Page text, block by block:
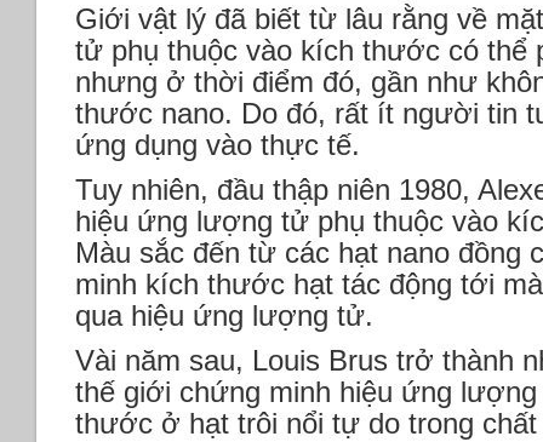
Giới vật lý đã biết từ lâu rằng về
tử phụ thuộc vào kích thước có thể
nhưng ở thời điểm đó, gần như
thước nano. Do đó, rất ít người tin
ứng dụng vào thực tế.
Tuy nhiên, đầu thập niên 1980,
hiệu ứng lượng tử phụ thuộc vào
Màu sắc đến từ các hạt nano đồng
minh kích thước hạt tác động tới
qua hiệu ứng lượng tử.
Vài năm sau, Louis Brus trở thành
thế giới chứng minh hiệu ứng
thước ở hạt trôi nổi tự do trong chất